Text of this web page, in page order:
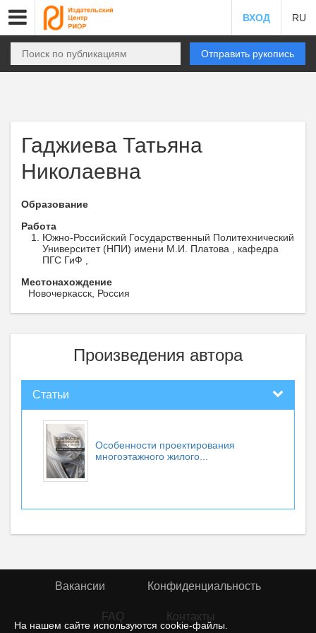
На нашем сайте используются cookie-файлы.
ВХОД RU
Отправить рукопись
Гаджиева Татьяна
Николаевна
Образование
Работа
Южно-Российский Государственный Политехнический
Университет (НПИ) имени М.И. Платова , кафедра
ПГС ГиФ ,
Местонахождение
Новочеркасск, Россия
Произведения автора
Статьи
Особенности проектирования
многоэтажного жилого...
Вакансии Конфиденциальность
FAQ Контакты